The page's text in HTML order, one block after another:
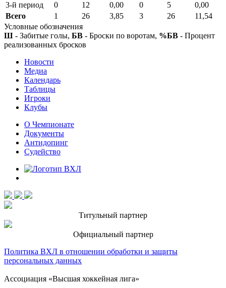
3-й период
0 12 0,00 0 5
0,00
Всего
1 26 3,85 3 26
11,54
Условные обозначения
Ш - Забитые голы, БВ - Броски по воротам, %БВ - Процент
реализованных бросков
Новости
Медиа
Календарь
Таблицы
Игроки
Клубы
О Чемпионате
Документы
Антидопинг
Судейство
Титульный партнер
Официальный партнер
Политика ВХЛ в отношении обработки и защиты
персональных данных
Ассоциация «Высшая хоккейная лига»